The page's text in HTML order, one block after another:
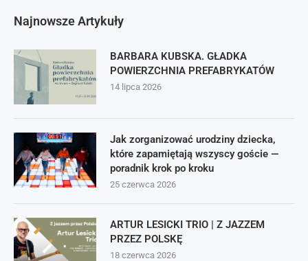
Najnowsze Artykuły
BARBARA KUBSKA. GŁADKA
POWIERZCHNIA PREFABRYKATÓW
14 lipca 2026
Jak zorganizować urodziny dziecka,
które zapamiętają wszyscy goście —
poradnik krok po kroku
25 czerwca 2026
ARTUR LESICKI TRIO | Z JAZZEM
PRZEZ POLSKĘ
18 czerwca 2026